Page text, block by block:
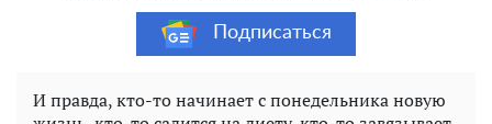
Подписаться
И правда, кто-то начинает с понедельника новую